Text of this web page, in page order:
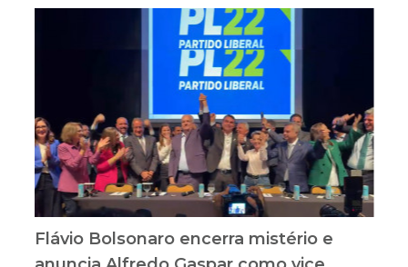
Flávio Bolsonaro encerra mistério e